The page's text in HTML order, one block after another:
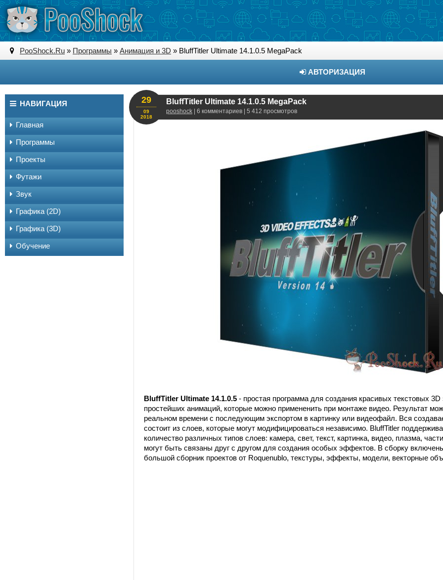
PooShock.Ru » Программы » Анимация и 3D » BluffTitler Ultimate 14.1.0.5 MegaPack
АВТОРИЗАЦИЯ
BluffTitler Ultimate 14.1.0.5 MegaPack
pooshock | 6 комментариев | 5 412 просмотров
29
09
2018
BluffTitler Ultimate 14.1.0.5 - простая программа для создания красивых текстовых
простейших анимаций, которые можно примененить при монтаже видео. Результат
реальном времени с последующим экспортом в картинку или видеофайл. Вся
состоит из слоев, которые могут модифицироваться независимо. BluffTitler
количество различных типов слоев: камера, свет, текст, картинка, видео, плазма,
могут быть связаны друг с другом для создания особых эффектов. В сборку
большой сборник проектов от Roquenublo, текстуры, эффекты, модели, векторные
НАВИГАЦИЯ
Главная
Программы
Проекты
Футажи
Звук
Графика (2D)
Графика (3D)
Обучение